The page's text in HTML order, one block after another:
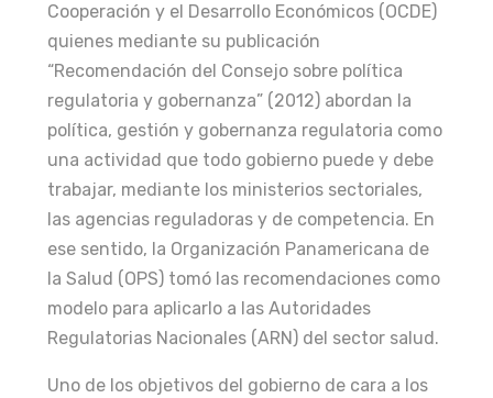
Cooperación y el Desarrollo Económicos (OCDE)
quienes mediante su publicación
“Recomendación del Consejo sobre política
regulatoria y gobernanza” (2012) abordan la
política, gestión y gobernanza regulatoria como
una actividad que todo gobierno puede y debe
trabajar, mediante los ministerios sectoriales,
las agencias reguladoras y de competencia. En
ese sentido, la Organización Panamericana de
la Salud (OPS) tomó las recomendaciones como
modelo para aplicarlo a las Autoridades
Regulatorias Nacionales (ARN) del sector salud.
Uno de los objetivos del gobierno de cara a los